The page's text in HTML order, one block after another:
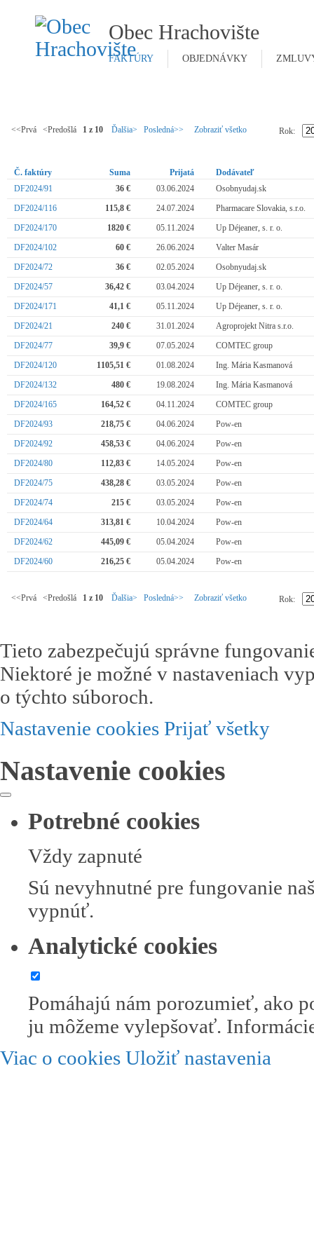
Obec Hrachovište
FAKTÚRY OBJEDNÁVKY
<<Prvá <Predošlá 1 z 10 Ďalšia> Posledná>> Zobraziť všetko Rok:
Č. faktúry Suma Prijatá
Dodávateľ
DF2024/91
36 € 03.06.2024
Osobnyudaj.sk
DF2024/116
115,8 € 24.07.2024
Pharmacare Slovakia, s.r.o.
DF2024/170
1820 € 05.11.2024
Up Déjeaner, s. r. o.
DF2024/102
60 € 26.06.2024
Valter Masár
DF2024/72
36 € 02.05.2024
Osobnyudaj.sk
DF2024/57
36,42 € 03.04.2024
Up Déjeaner, s. r. o.
DF2024/171
41,1 € 05.11.2024
Up Déjeaner, s. r. o.
DF2024/21
240 € 31.01.2024
Agroprojekt Nitra s.r.o.
DF2024/77
39,9 € 07.05.2024
COMTEC group
DF2024/120
1105,51 € 01.08.2024
Ing. Mária Kasmanová
DF2024/132
480 € 19.08.2024
Ing. Mária Kasmanová
DF2024/165
164,52 € 04.11.2024
COMTEC group
DF2024/93
218,75 € 04.06.2024
Pow-en
DF2024/92
458,53 € 04.06.2024
Pow-en
DF2024/80
112,83 € 14.05.2024
Pow-en
DF2024/75
438,28 € 03.05.2024
Pow-en
DF2024/74
215 € 03.05.2024
Pow-en
DF2024/64
313,81 € 10.04.2024
Pow-en
DF2024/62
445,09 € 05.04.2024
Pow-en
DF2024/60
216,25 € 05.04.2024 Pow-en
<<Prvá <Predošlá 1 z 10 Ďalšia> Posledná>> Zobraziť všetko Rok:
Tieto zabezpečujú správne
Niektoré je možné v nastaveniach
o týchto súboroch.
Nastavenie cookies Prijať všetky
Nastavenie cookies
Potrebné cookies
Vždy zapnuté
Sú nevyhnutné pre fungovanie
vypnúť.
Analytické cookies
Pomáhajú nám porozumieť, ako
ju môžeme vylepšovať.
Viac o cookies Uložiť nastavenia